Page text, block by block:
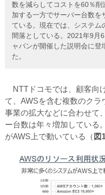
数を減らしてコストを60％
加する一方でサーバー台数を
ている。現在では、システム
間落としている。2021年9月
ャパンが開催した説明会に登
た。
NTTドコモでは、顧客向
て、AWSを含む複数のクラ
事業の拡大などに合わせて
ー台数は年々増加している
がAWS上で動いている（ 図